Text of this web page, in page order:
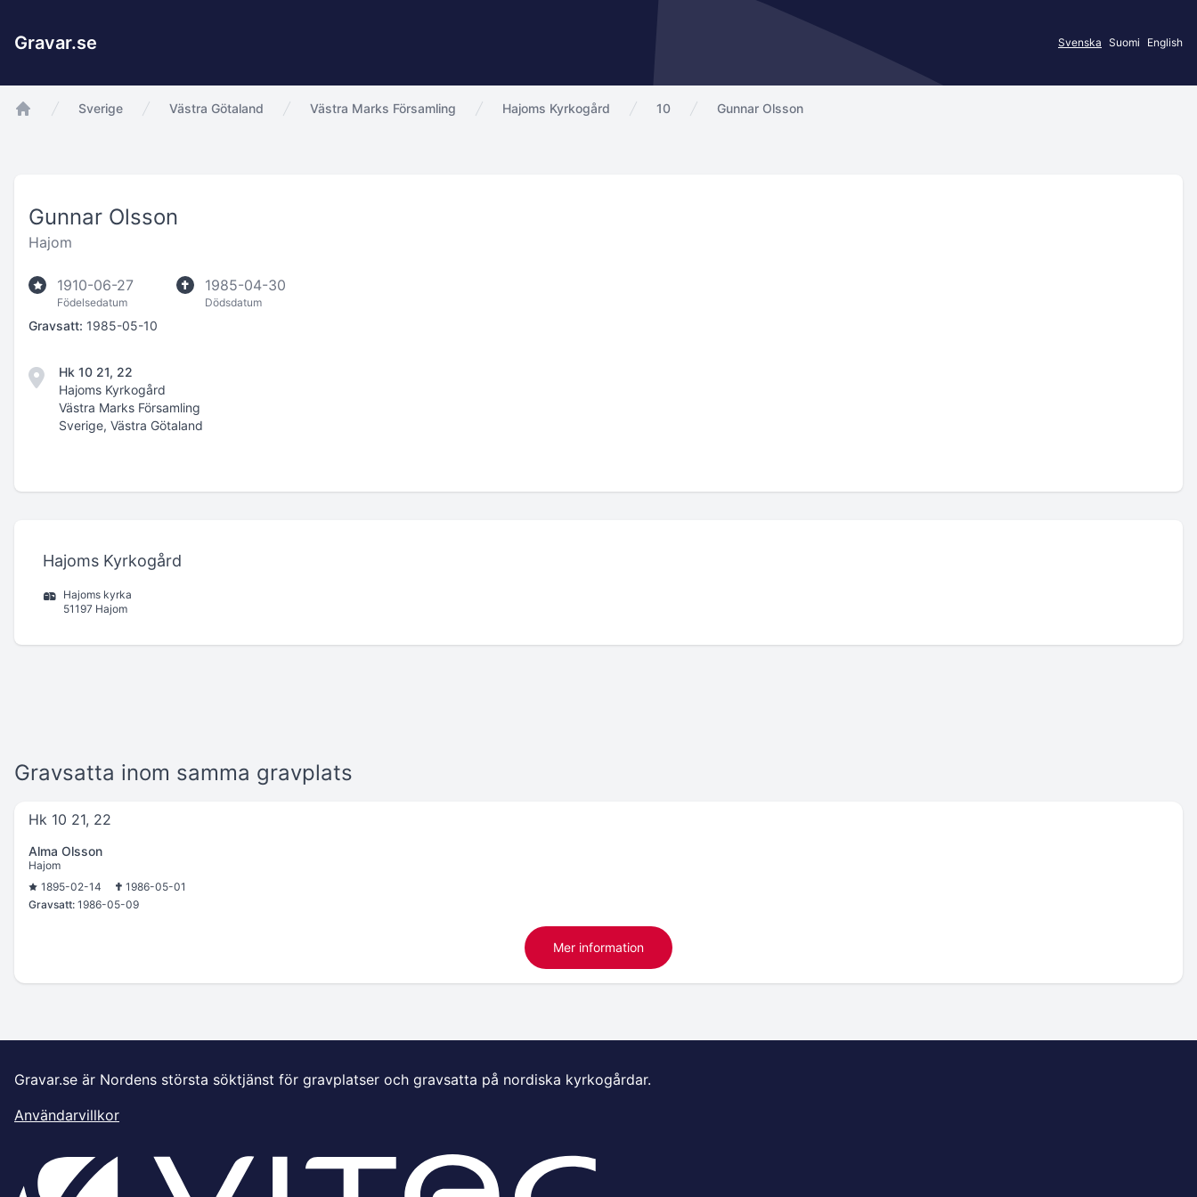
Gravar.se Svenska Suomi English
Sverige Västra Götaland Västra Marks Församling Hajoms Kyrkogård 10 Gunnar Olsson
Gunnar Olsson
Hajom
1910-06-27
Födelsedatum
1985-04-30
Dödsdatum
Gravsatt: 1985-05-10
Hk 10 21, 22
Hajoms Kyrkogård
Västra Marks Församling
Sverige, Västra Götaland
Hajoms Kyrkogård
Hajoms kyrka
51197 Hajom
Gravsatta inom samma gravplats
Hk 10 21, 22
Alma Olsson
Hajom
1895-02-14
1986-05-01
Gravsatt: 1986-05-09
Mer information
Gravar.se är Nordens största söktjänst för gravplatser och gravsatta på nordiska kyrkogårdar.
Användarvillkor